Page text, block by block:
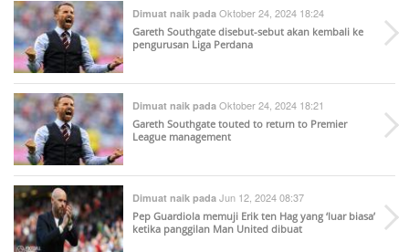
Dimuat naik pada Oktober 24, 2024 18:24
Gareth Southgate disebut-sebut akan kembali ke
pengurusan Liga Perdana
Dimuat naik pada Oktober 24, 2024 18:21
Gareth Southgate touted to return to Premier
League management
Dimuat naik pada Jun 12, 2024 08:37
Pep Guardiola memuji Erik ten Hag yang ‘luar biasa’
ketika panggilan Man United dibuat